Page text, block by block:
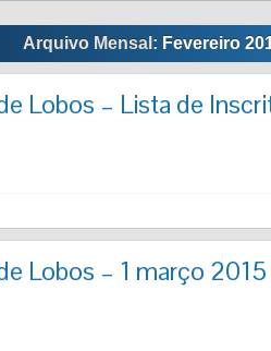
Arquivo Mensal: Fevereiro
Lobos – Lista de
Lobos – 1 março 2015